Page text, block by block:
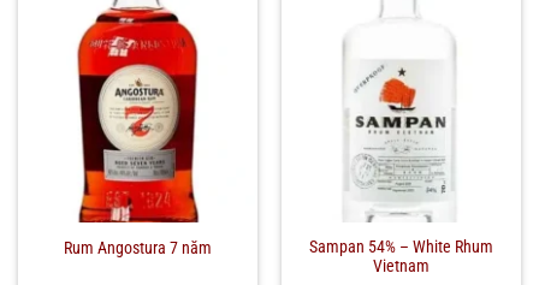
Rum Angostura 7 năm
Sampan 54% – White Rhum
Vietnam